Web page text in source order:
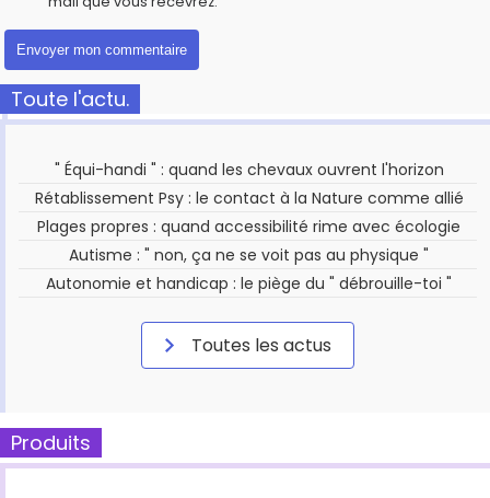
Toute l'actu.
" Équi-handi " : quand les chevaux ouvrent l'horizon
Rétablissement Psy : le contact à la Nature comme allié
Plages propres : quand accessibilité rime avec écologie
Autisme : " non, ça ne se voit pas au physique "
Autonomie et handicap : le piège du " débrouille-toi "
Toutes les actus
Produits